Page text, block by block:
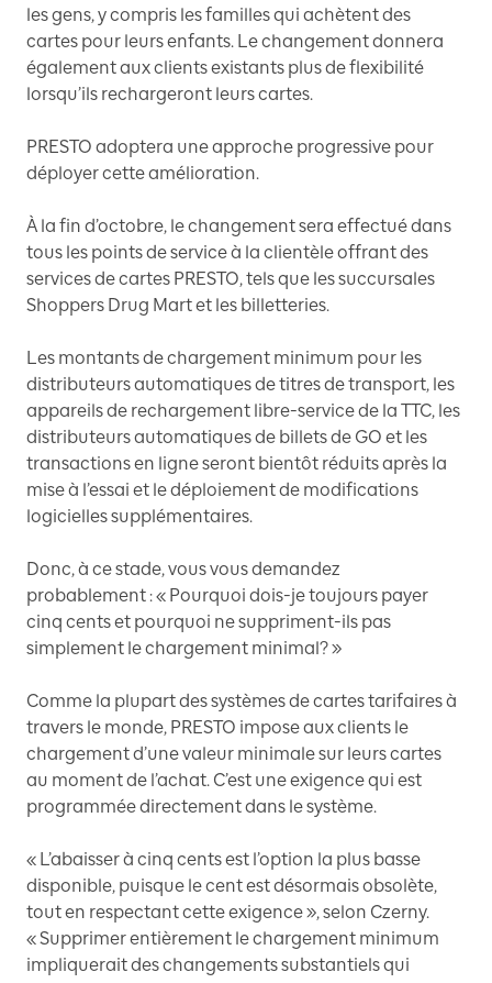
les gens, y compris les familles qui achètent des
cartes pour leurs enfants. Le changement donnera
également aux clients existants plus de flexibilité
lorsqu’ils rechargeront leurs cartes.
PRESTO adoptera une approche progressive pour
déployer cette amélioration.
À la fin d’octobre, le changement sera effectué dans
tous les points de service à la clientèle offrant des
services de cartes PRESTO, tels que les succursales
Shoppers Drug Mart et les billetteries.
Les montants de chargement minimum pour les
distributeurs automatiques de titres de transport, les
appareils de rechargement libre-service de la TTC, les
distributeurs automatiques de billets de GO et les
transactions en ligne seront bientôt réduits après la
mise à l’essai et le déploiement de modifications
logicielles supplémentaires.
Donc, à ce stade, vous vous demandez
probablement : « Pourquoi dois-je toujours payer
cinq cents et pourquoi ne suppriment-ils pas
simplement le chargement minimal? »
Comme la plupart des systèmes de cartes tarifaires à
travers le monde, PRESTO impose aux clients le
chargement d’une valeur minimale sur leurs cartes
au moment de l’achat. C’est une exigence qui est
programmée directement dans le système.
« L’abaisser à cinq cents est l’option la plus basse
disponible, puisque le cent est désormais obsolète,
tout en respectant cette exigence », selon Czerny.
« Supprimer entièrement le chargement minimum
impliquerait des changements substantiels qui